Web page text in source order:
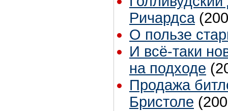
Ричардса
О пользе
И всё-таки
на подходе
Продажа
Бристоле